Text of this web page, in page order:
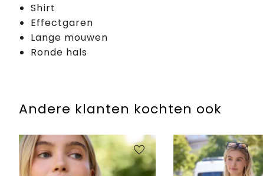
Shirt
Effectgaren
Lange mouwen
Ronde hals
Andere klanten kochten ook